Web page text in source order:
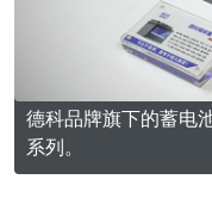
德科品牌旗下的蓄电
系列。